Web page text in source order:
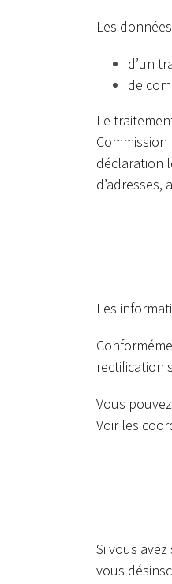
Les
d’un
de
Le
déclaration
d’adresses,
Les
rectification
Vous
Voir les
Si vous
vous